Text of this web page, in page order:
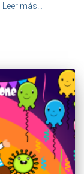
Leer más…